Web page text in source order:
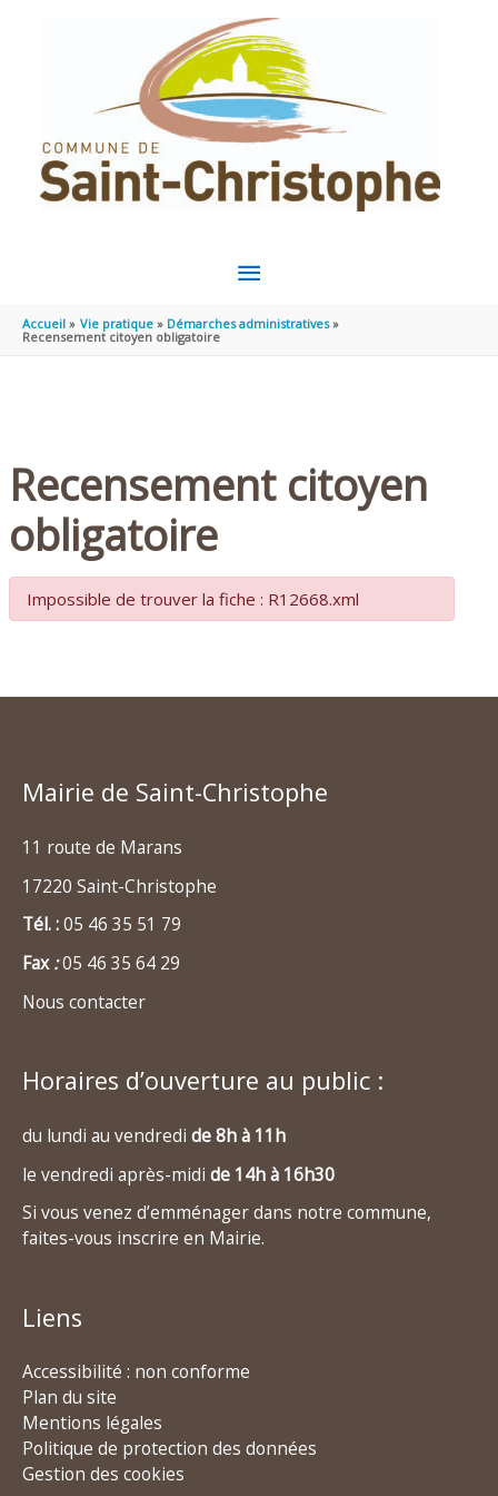
MENU
PRINCIPAL
Accueil Vie pratique
Démarches administratives
Recensement citoyen obligatoire
Recensement citoyen
obligatoire
Impossible de trouver la fiche : R12668.xml
Mairie de Saint-Christophe
11 route de Marans
17220 Saint-Christophe
Tél. :05 46 35 51 79
Fax:05 46 35 64 29
Nous contacter
Horaires d’ouverture au public :
du lundi au vendredi de 8h à 11h
le vendredi après-midi de 14h à 16h30
Si vous venez d’emménager dans notre commune,
faites-vous inscrire en Mairie.
Liens
Accessibilité : non conforme
Plan du site
Mentions légales
Politique de protection des données
Gestion des cookies